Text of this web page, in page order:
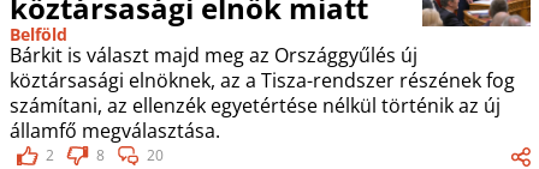
Belföld
Bárkit is választ majd meg az Országgyűlés új
köztársasági elnöknek, az a Tisza-rendszer részének fog
számítani, az ellenzék egyetértése nélkül történik az új
államfő megválasztása.
2 8 20